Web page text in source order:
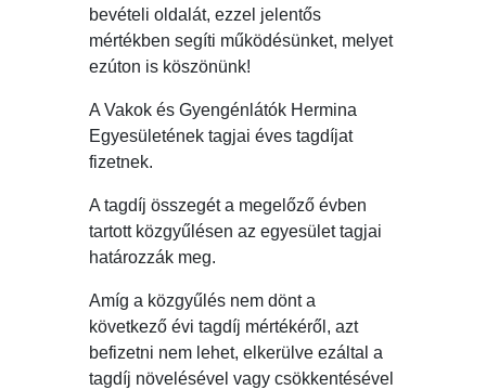
bevételi oldalát, ezzel jelentős
mértékben segíti működésünket, melyet
ezúton is köszönünk!
A Vakok és Gyengénlátók Hermina
Egyesületének tagjai éves tagdíjat
fizetnek.
A tagdíj összegét a megelőző évben
tartott közgyűlésen az egyesület tagjai
határozzák meg.
Amíg a közgyűlés nem dönt a
következő évi tagdíj mértékéről, azt
befizetni nem lehet, elkerülve ezáltal a
tagdíj növelésével vagy csökkentésével